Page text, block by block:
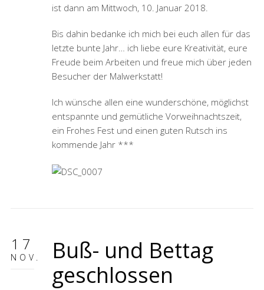
ist dann am Mittwoch, 10. Januar 2018.
Bis dahin bedanke ich mich bei euch allen für das
letzte bunte Jahr… ich liebe eure Kreativität, eure
Freude beim Arbeiten und freue mich über jeden
Besucher der Malwerkstatt!
Ich wünsche allen eine wunderschöne, möglichst
entspannte und gemütliche Vorweihnachtszeit,
ein Frohes Fest und einen guten Rutsch ins
kommende Jahr ***
17
NOV.
Buß- und Bettag
geschlossen